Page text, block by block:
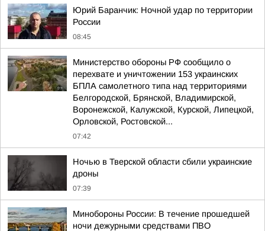
Юрий Баранчик: Ночной удар по территории
России
08:45
Министерство обороны РФ сообщило о
перехвате и уничтожении 153 украинских
БПЛА самолетного типа над территориями
Белгородской, Брянской, Владимирской,
Воронежской, Калужской, Курской, Липецкой,
Орловской, Ростовской...
07:42
Ночью в Тверской области сбили украинские
дроны
07:39
Минобороны России: В течение прошедшей
ночи дежурными средствами ПВО